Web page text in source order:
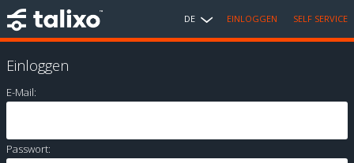
DE EINLOGGEN SELF SERVICE
Einloggen
E-Mail:
Passwort: